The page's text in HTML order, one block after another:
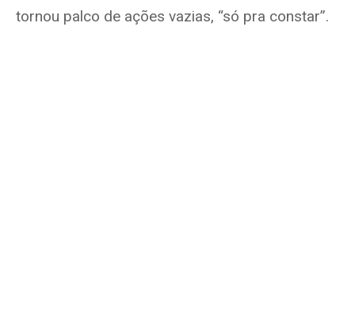
tornou palco de ações vazias, “só pra constar”.